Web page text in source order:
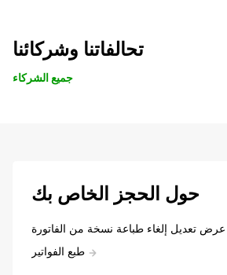
تحالفاتنا وشركائنا
جميع الشركاء
حول الحجز الخاص بك
عرض تعديل إلغاء طباعة نسخة من الفاتورة
طبع الفواتير